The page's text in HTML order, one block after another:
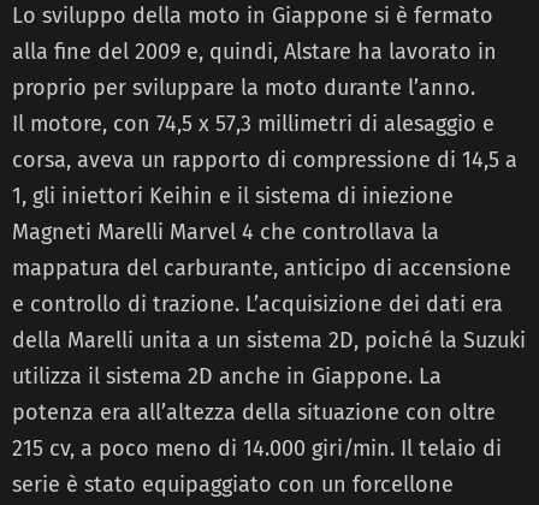
Lo sviluppo della moto in Giappone si è fermato
alla fine del 2009 e, quindi, Alstare ha lavorato in
proprio per sviluppare la moto durante l’anno.
Il motore, con 74,5 x 57,3 millimetri di alesaggio e
corsa, aveva un rapporto di compressione di 14,5 a
1, gli iniettori Keihin e il sistema di iniezione
Magneti Marelli Marvel 4 che controllava la
mappatura del carburante, anticipo di accensione
e controllo di trazione. L’acquisizione dei dati era
della Marelli unita a un sistema 2D, poiché la Suzuki
utilizza il sistema 2D anche in Giappone. La
potenza era all’altezza della situazione con oltre
215 cv, a poco meno di 14.000 giri/min. Il telaio di
serie è stato equipaggiato con un forcellone